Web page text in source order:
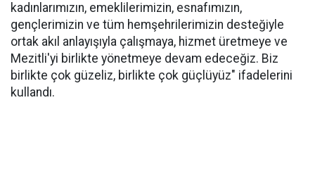
kadınlarımızın, emeklilerimizin, esnafımızın,
gençlerimizin ve tüm hemşehrilerimizin desteğiyle
ortak akıl anlayışıyla çalışmaya, hizmet üretmeye ve
Mezitli'yi birlikte yönetmeye devam edeceğiz. Biz
birlikte çok güzeliz, birlikte çok güçlüyüz" ifadelerini
kullandı.